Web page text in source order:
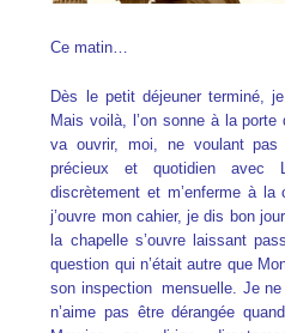
Ce matin…
Dès le petit déjeuner terminé,
Mais voilà, l’on sonne à la porte
va ouvrir, moi, ne voulant pas
précieux et quotidien avec
discrètement et m’enferme à la
j’ouvre mon cahier, je dis bon
la chapelle s’ouvre laissant
question qui n’était autre que
son inspection mensuelle. Je
n’aime pas être dérangée